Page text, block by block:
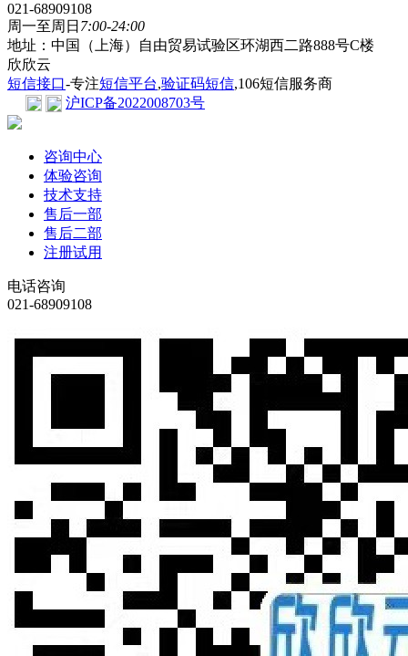
021-68909108
周一至周日 7:00-24:00
地址：中国（上海）自由贸易试验区环湖西二路888号C楼
欣欣云
短信接口-专注短信平台,验证码短信,106短信服务商
沪ICP备2022008703号
咨询中心
体验咨询
技术支持
售后一部
售后二部
注册试用
电话咨询
021-68909108